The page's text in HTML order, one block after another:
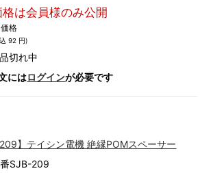
は会員様のみ公開
格
92 円)
品切れ中
にはログインが必要です
209】テイシン電機 絶縁POMスペーサー
SJB-209